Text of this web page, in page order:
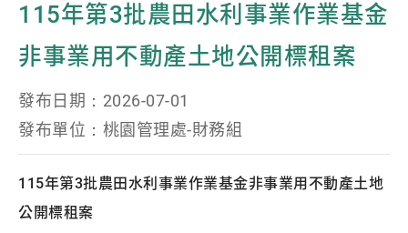
115年第3批農田水利事業作業基金
非事業用不動產土地公開標租案
發布日期： 2026-07-01
發布單位： 桃園管理處-財務組
115年第3批農田水利事業作業基金非事業用不動產土地
公開標租案